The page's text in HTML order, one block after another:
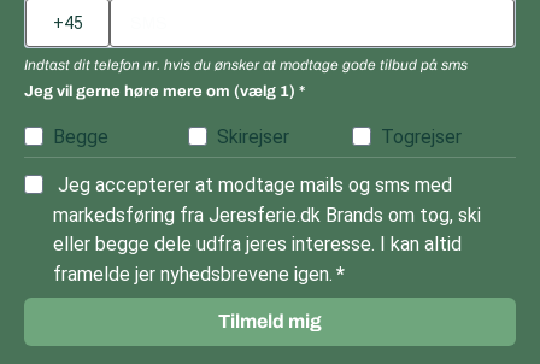
Indtast dit telefon nr. hvis du ønsker at modtage gode tilbud på sms
Jeg vil gerne høre mere om (vælg 1)
Begge Skirejser Togrejser
Jeg accepterer at modtage mails og sms med
markedsføring fra Jeresferie.dk Brands om tog, ski
eller begge dele udfra jeres interesse. I kan altid
framelde jer nyhedsbrevene igen.
Tilmeld mig